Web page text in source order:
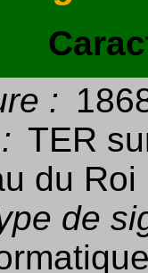
:
TER
du
de